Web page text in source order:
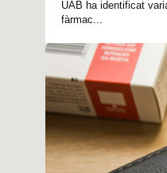
UAB ha identificat
fàrmac...